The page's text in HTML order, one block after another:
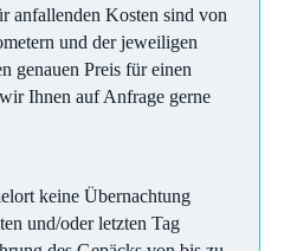
anfallenden Kosten sind von
und der jeweiligen
genauen Preis für einen
Ihnen auf Anfrage gerne
keine Übernachtung
und/oder letzten Tag